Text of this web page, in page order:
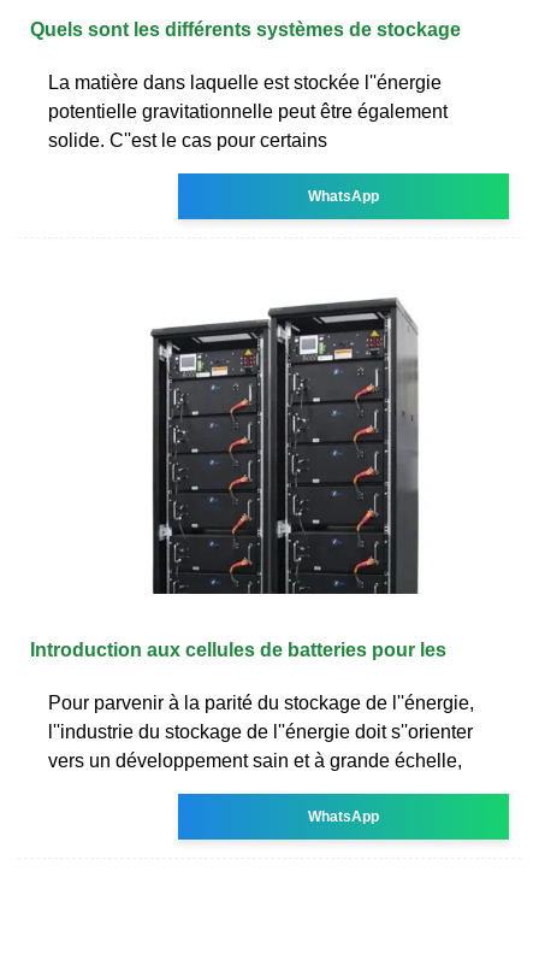
Quels sont les différents systèmes de stockage
La matière dans laquelle est stockée l''énergie
potentielle gravitationnelle peut être également
solide. C''est le cas pour certains
WhatsApp
Introduction aux cellules de batteries pour les
Pour parvenir à la parité du stockage de l''énergie,
l''industrie du stockage de l''énergie doit s''orienter
vers un développement sain et à grande échelle,
WhatsApp